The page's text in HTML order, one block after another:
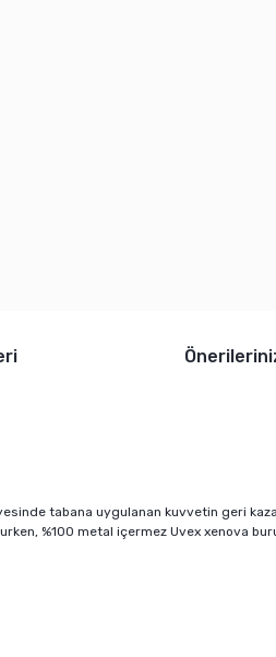
tabana uygulanan kuvvetin geri
%100 metal içermez Uvex xenova